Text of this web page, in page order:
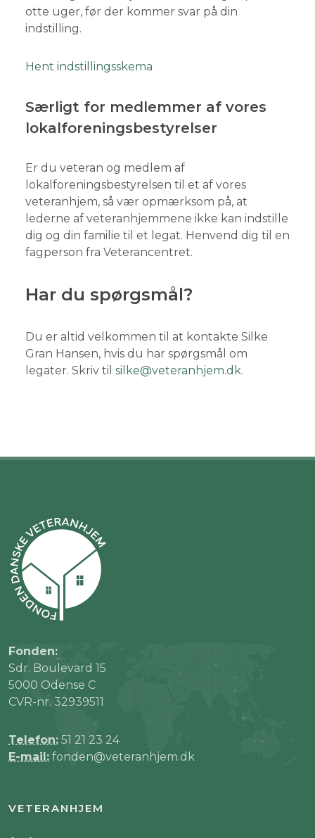
otte uger, før der kommer svar på din
indstilling.
Hent indstillingsskema
Særligt for medlemmer af vores
lokalforeningsbestyrelser
Er du veteran og medlem af
lokalforeningsbestyrelsen til et af vores
veteranhjem, så vær opmærksom på, at
lederne af veteranhjemmene ikke kan indstille
dig og din familie til et legat. Henvend dig til en
fagperson fra Veterancentret.
Har du spørgsmål?
Du er altid velkommen til at kontakte Silke
Gran Hansen, hvis du har spørgsmål om
legater. Skriv til silke@veteranhjem.dk.
Fonden:
Sdr. Boulevard 15
5000 Odense C
CVR-nr. 32939511
Telefon: 51 21 23 24
E-mail: fonden@veteranhjem.dk
VETERANHJEM